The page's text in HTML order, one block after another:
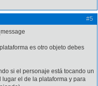
#5
es otro objeto debes
si el personaje está tocando un
el de la plataforma y para